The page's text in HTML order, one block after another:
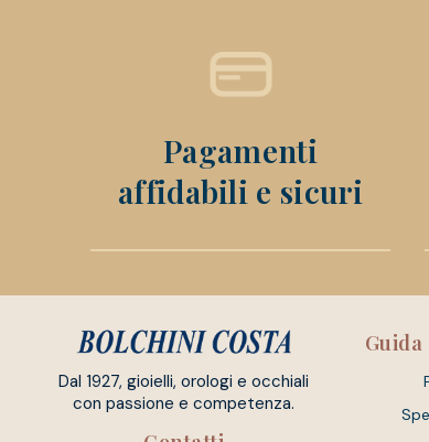
Pagamenti
affidabili e sicuri
Dal 1927, gioielli, orologi e occhiali
con passione e competenza.